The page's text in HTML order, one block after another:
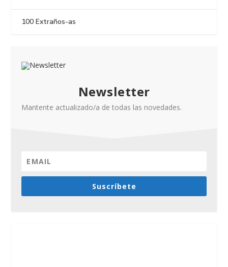
100 Extraños-as
Newsletter
Mantente actualizado/a de todas las novedades.
Suscríbete